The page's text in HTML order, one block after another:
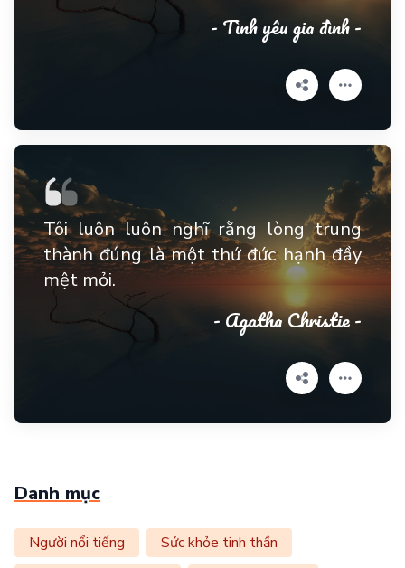
- Tình yêu gia đình -
Tôi luôn luôn nghĩ rằng lòng trung
thành đúng là một thứ đức hạnh đầy
mệt mỏi.
- Agatha Christie -
Danh mục
Người nổi tiếng
Sức khỏe tinh thần